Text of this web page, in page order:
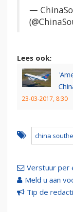
—
Lees ook:
23-03-2017, 8:30
china
Verstuur per
Meld u aan
Tip de